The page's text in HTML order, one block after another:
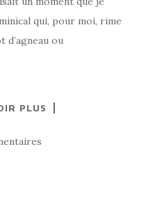
qui, pour moi, rime
ou
PLUS